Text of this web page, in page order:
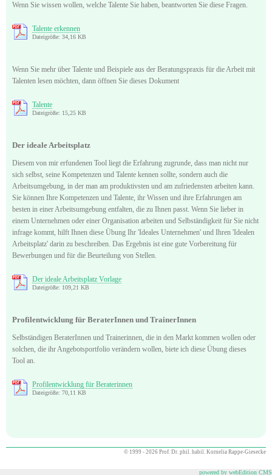
Wenn Sie wissen wollen, welche Talente Sie haben, beantworten Sie diese Fragen.
Talente erkennen
Dateigröße: 34,16 KB
Wenn Sie mehr über Talente und Beispiele aus der Beratungspraxis für die Arbeit mit
Talenten lesen möchten, dann öffnen Sie dieses Dokument
Talente
Dateigröße: 15,25 KB
Der ideale Arbeitsplatz
Diesem von mir erfundenen Tool liegt die Erfahrung zugrunde, dass man nicht nur
sich selbst, seine Kompetenzen und Talente kennen sollte, sondern auch die
Arbeitsumgebung, in der man am produktivsten und am zufriedensten arbeiten kann.
Sie können Ihre Kompetenzen und Talente, ihr Wissen und ihre Erfahrungen am
besten in einer Arbeitsumgebung entfalten, die zu Ihnen passt. Wenn Sie lieber in
einem Unternehmen oder einer Organisation arbeiten und Selbständigkeit für Sie nicht
infrage kommt, hilft Ihnen diese Übung Ihr 'Ideales Unternehmen' und Ihren 'Idealen
Arbeitsplatz' darin zu beschreiben. Das Ergebnis ist eine gute Vorbereitung für
Bewerbungen und für die Beurteilung von Stellen.
Der ideale Arbeitsplatz Vorlage
Dateigröße: 109,21 KB
Profilentwicklung für BeraterInnen und TrainerInnen
Selbständigen BeraterInnen und Trainerinnen, die in den Markt kommen wollen oder
solchen, die ihr Angebotsportfolio verändern wollen, biete ich diese Übung dieses
Tool an.
Profilentwicklung für Beraterinnen
Dateigröße: 70,11 KB
© 1999 - 2026 Prof. Dr. phil. habil. Kornelia Rappe-Giesecke
powered by webEdition CMS